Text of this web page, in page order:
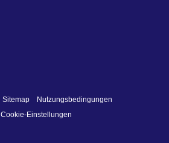
Sitemap
Nutzungsbedingungen
Cookie-Einstellungen